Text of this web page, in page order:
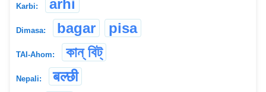
Karbi: arhi
Dimasa: bagar pisa
TAI-Ahom: কান্ বিট্
Nepali: बल्छी